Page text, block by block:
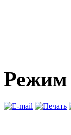
Режим